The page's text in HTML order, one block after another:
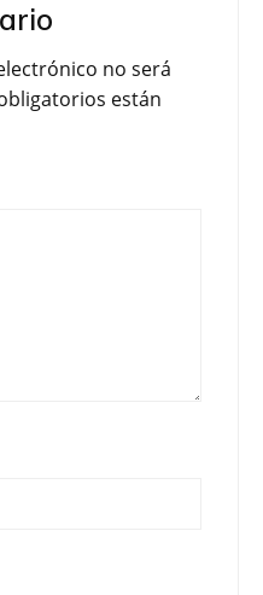
no será
están